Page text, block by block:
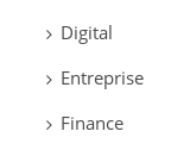
Digital
Entreprise
Finance